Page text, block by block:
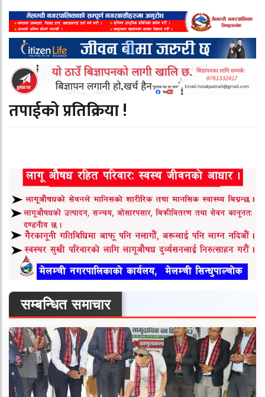
तपाईको प्रतिक्रिया !
सम्बन्धित समाचार